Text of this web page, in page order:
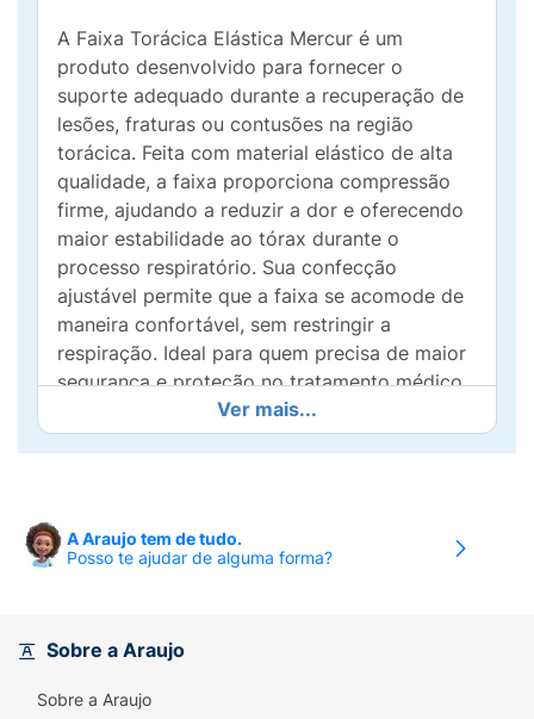
A Faixa Torácica Elástica Mercur é um
produto desenvolvido para fornecer o
suporte adequado durante a recuperação de
lesões, fraturas ou contusões na região
torácica. Feita com material elástico de alta
qualidade, a faixa proporciona compressão
firme, ajudando a reduzir a dor e oferecendo
maior estabilidade ao tórax durante o
processo respiratório. Sua confecção
ajustável permite que a faixa se acomode de
maneira confortável, sem restringir a
respiração. Ideal para quem precisa de maior
segurança e proteção no tratamento médico,
sua aplicação prática facilita o uso diário.
Discreta e eficaz, a Faixa Torácica Mercur é
tratamento.
Ajustável por fecho aderente, confeccionado
circunferência do tórax:
Ver mais...
A Araujo tem de tudo.
Posso te ajudar de alguma forma?
Sobre a Araujo
Sobre a Araujo